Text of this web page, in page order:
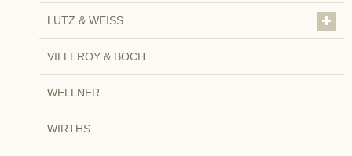
LUTZ & WEISS
VILLEROY & BOCH
WELLNER
WIRTHS